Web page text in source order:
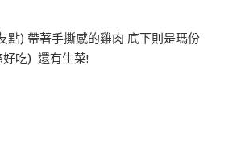
點) 帶著手撕感的雞肉 底下則是瑪份
好吃) 還有生菜!